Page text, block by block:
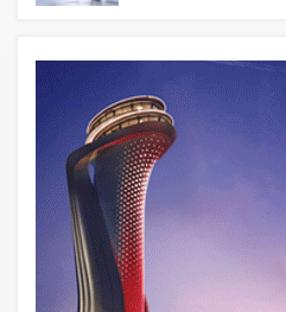
Türkiye’nin
Dönem: TEI
18 saat önce
SunExpress
Bin 340’a Çıkardı
19 saat önce